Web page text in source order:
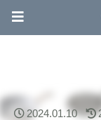
2024.01.10